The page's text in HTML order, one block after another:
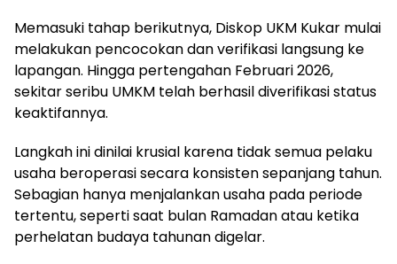
Memasuki tahap berikutnya, Diskop UKM Kukar mulai
melakukan pencocokan dan verifikasi langsung ke
lapangan. Hingga pertengahan Februari 2026,
sekitar seribu UMKM telah berhasil diverifikasi status
keaktifannya.
Langkah ini dinilai krusial karena tidak semua pelaku
usaha beroperasi secara konsisten sepanjang tahun.
Sebagian hanya menjalankan usaha pada periode
tertentu, seperti saat bulan Ramadan atau ketika
perhelatan budaya tahunan digelar.